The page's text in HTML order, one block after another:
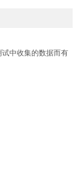
中收集的数据而有